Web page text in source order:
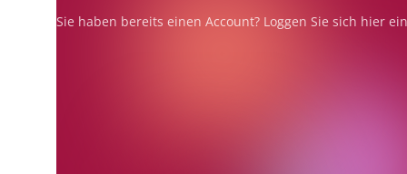
Sie haben bereits einen Account? Loggen Sie sich hier